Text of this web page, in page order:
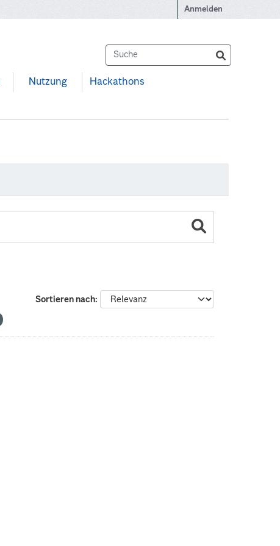
Anmelden
Nutzung Hackathons
Sortieren nach